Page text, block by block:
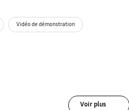
Vidéo de démonstration
Voir plus